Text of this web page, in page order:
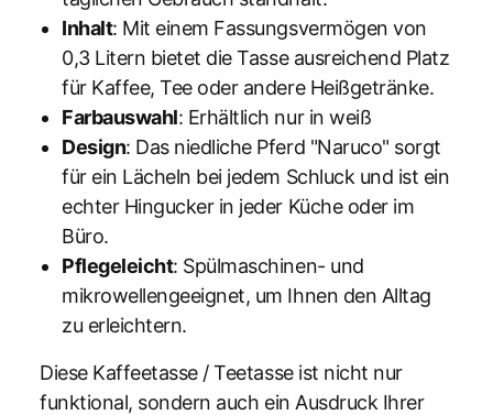
Inhalt: Mit einem Fassungsvermögen von
0,3 Litern bietet die Tasse ausreichend Platz
für Kaffee, Tee oder andere Heißgetränke.
Farbauswahl: Erhältlich nur in weiß
Design: Das niedliche Pferd "Naruco" sorgt
für ein Lächeln bei jedem Schluck und ist ein
echter Hingucker in jeder Küche oder im
Büro.
Pflegeleicht: Spülmaschinen- und
mikrowellengeeignet, um Ihnen den Alltag
zu erleichtern.
Diese Kaffeetasse / Teetasse ist nicht nur
funktional, sondern auch ein Ausdruck Ihrer